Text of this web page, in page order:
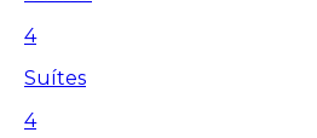
4
Suítes
4